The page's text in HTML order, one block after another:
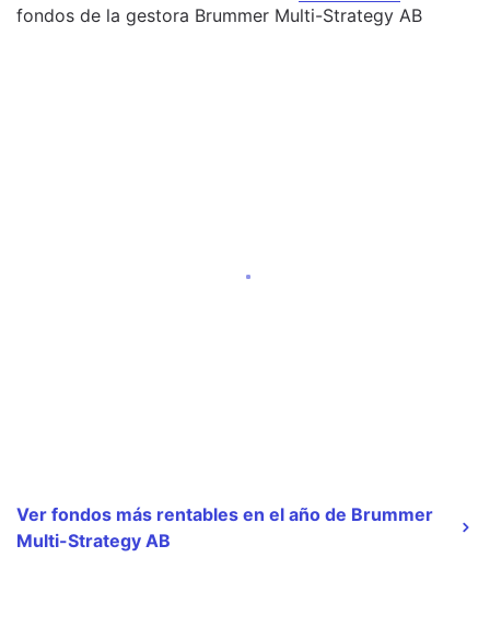
fondos de la gestora Brummer Multi-Strategy AB
Ver fondos más rentables en el año de Brummer
Multi-Strategy AB